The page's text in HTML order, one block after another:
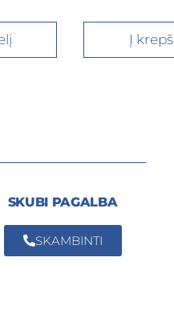
Į
SKUBI PAGALBA
SKAMBINTI